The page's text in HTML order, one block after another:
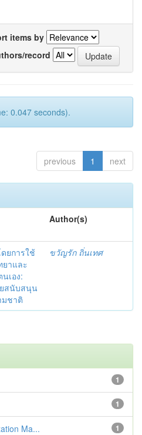
items by
record
0.047 seconds).
previous 1 next
Author(s)
ยการใช้
ยาและ
เอง:
สนับสนุน
มชาติ
ขวัญรัก ถิ่นเทศ
1
1
1
Ma...